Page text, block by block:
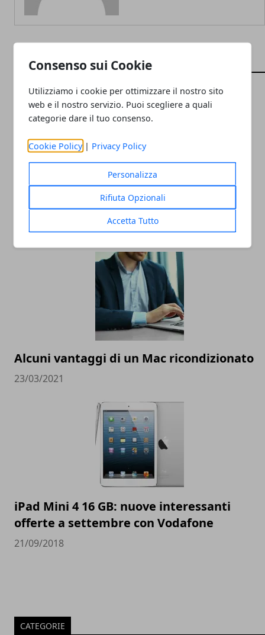
Consenso sui Cookie
Utilizziamo i cookie per ottimizzare il nostro sito
web e il nostro servizio. Puoi scegliere a quali
categorie dare il tuo consenso.
Cookie Policy | Privacy Policy
Personalizza
Rifiuta Opzionali
Accetta Tutto
ARTICOLI CORRELATI
Noleggio Apple MacBook, perché è una
formula sempre più richiesta
17/05/2023
Alcuni vantaggi di un Mac ricondizionato
23/03/2021
iPad Mini 4 16 GB: nuove interessanti
offerte a settembre con Vodafone
21/09/2018
CATEGORIE